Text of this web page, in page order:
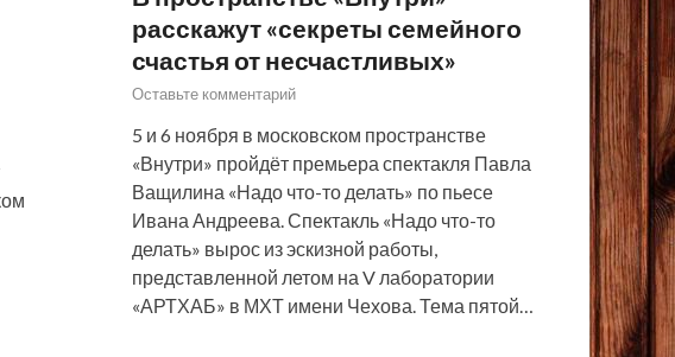
расскажут «секреты семейного
счастья от несчастливых»
Оставьте комментарий
5 и 6 ноября в московском пространстве
«Внутри» пройдёт премьера спектакля Павла
Ващилина «Надо что-то делать» по пьесе
Ивана Андреева. Спектакль «Надо что-то
делать» вырос из эскизной работы,
представленной летом на V лаборатории
«АРТХАБ» в МХТ имени Чехова. Тема пятой…